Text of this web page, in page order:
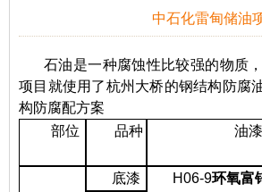
中石化雷甸储油
石油是一种腐蚀性比较强的物质
项目就使用了杭州大桥的钢结构防腐
构防腐配方案
部位
品种 油
底漆 H06-9环氧富